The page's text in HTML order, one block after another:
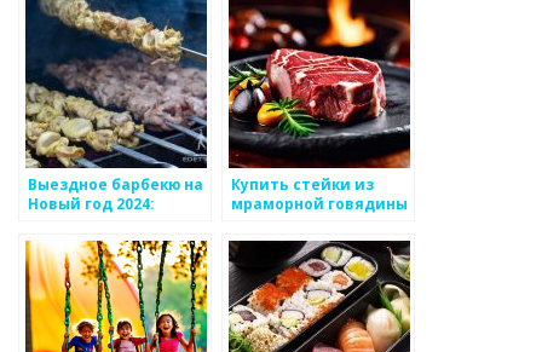
внимание?
Выездное барбекю на
Новый год 2024:
другие угощения для
праздника на свежем
воздухе
Купить стейки из
мраморной говядины
Steaki.ru